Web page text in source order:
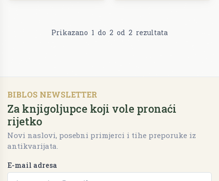
Prikazano 1 do 2 od 2 rezultata
BIBLOS NEWSLETTER
Za knjigoljupce koji vole pronaći
rijetko
Novi naslovi, posebni primjerci i tihe preporuke iz
antikvarijata.
E-mail adresa